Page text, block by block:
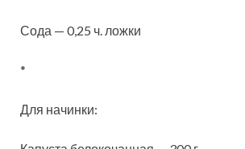
Сода — 0,25 ч. ложки
*
Для начинки: